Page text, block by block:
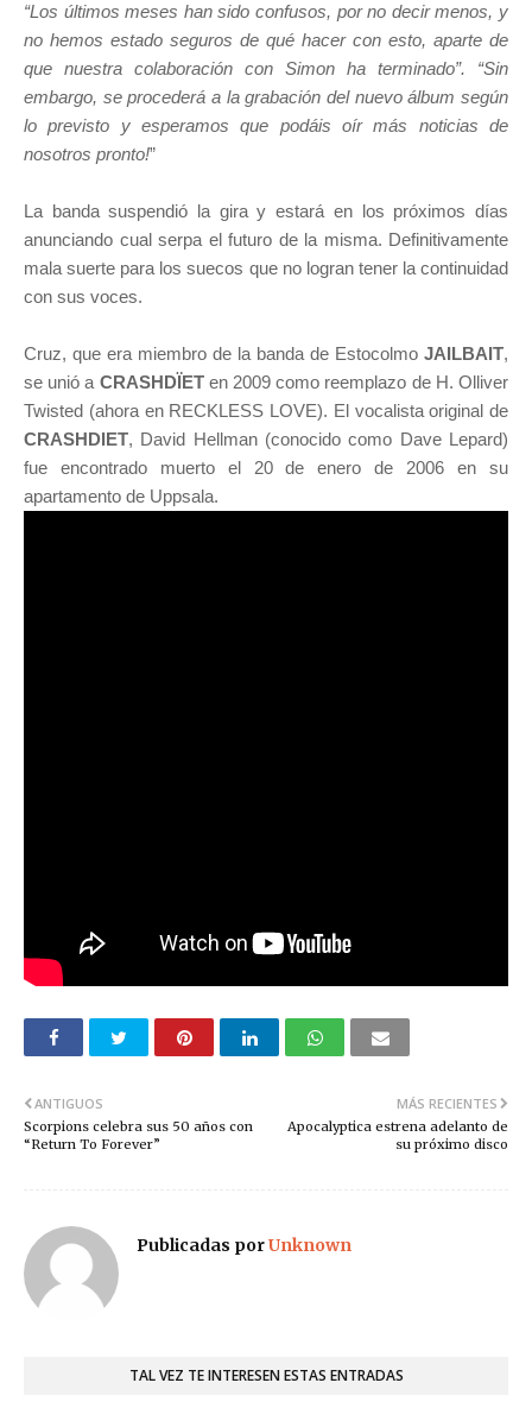
“Los últimos meses han sido confusos, por no decir menos, y
no hemos estado seguros de qué hacer con esto, aparte de
que nuestra colaboración con Simon ha terminado”. “Sin
embargo, se procederá a la grabación del nuevo álbum según
lo previsto y esperamos que podáis oír más noticias de
nosotros pronto!”
La banda suspendió la gira y estará en los próximos días
anunciando cual serpa el futuro de la misma. Definitivamente
mala suerte para los suecos que no logran tener la continuidad
con sus voces.
Cruz, que era miembro de la banda de Estocolmo JAILBAIT,
se unió a CRASHDÏET en 2009 como reemplazo de H. Olliver
Twisted (ahora en RECKLESS LOVE). El vocalista original de
CRASHDIET, David Hellman (conocido como Dave Lepard)
fue encontrado muerto el 20 de enero de 2006 en su
apartamento de Uppsala.
MÁS RECIENTES
Apocalyptica estrena adelanto de
su próximo disco
ANTIGUOS
Scorpions celebra sus 50 años con
“Return To Forever”
Publicadas porUnknown
TAL VEZ TE INTERESEN ESTAS ENTRADAS